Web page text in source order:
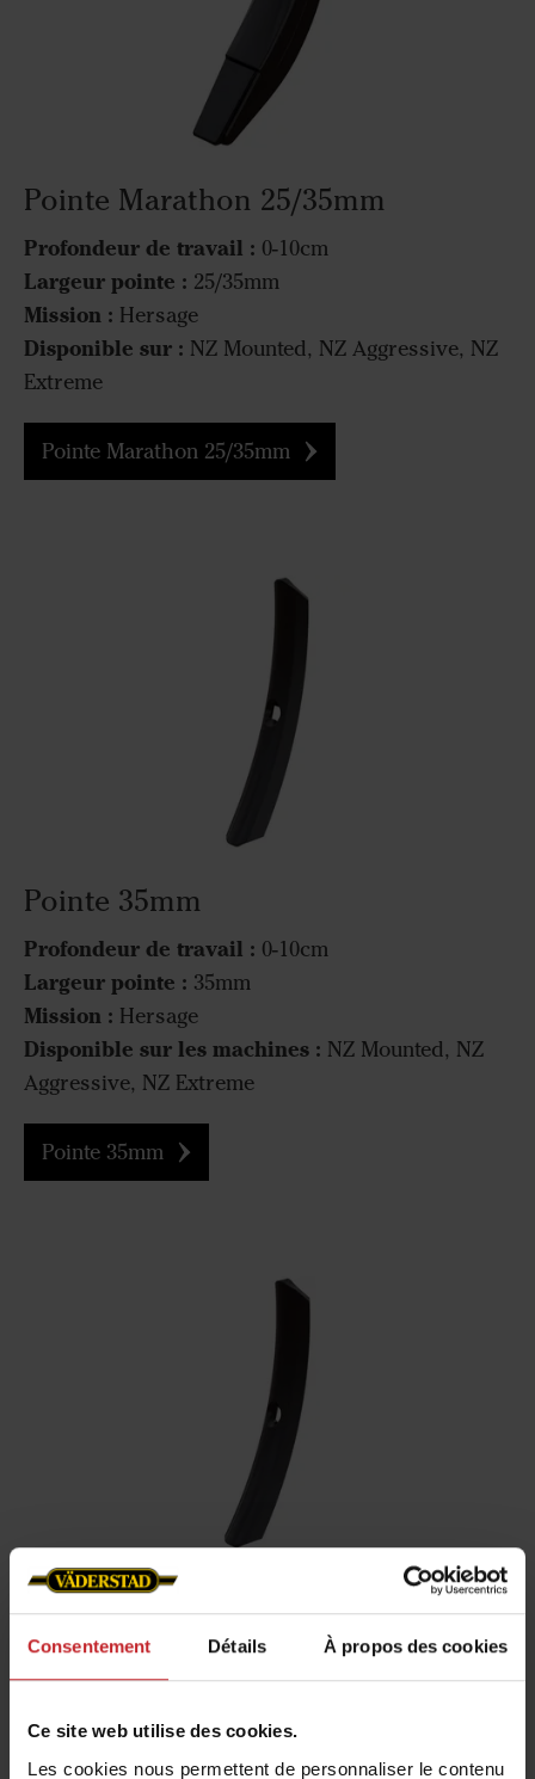
Consentement Détails À propos des cookies
Ce site web utilise des cookies.
Les cookies nous permettent de personnaliser le contenu
Pointe Marathon 25/35mm
Profondeur de travail : 0-10cm
Largeur pointe : 25/35mm
Mission : Hersage
Disponible sur : NZ Mounted, NZ Aggressive, NZ
Extreme
Pointe Marathon 25/35mm
Pointe 35mm
Profondeur de travail : 0-10cm
Largeur pointe : 35mm
Mission : Hersage
Disponible sur les machines : NZ Mounted, NZ
Aggressive, NZ Extreme
Pointe 35mm
Pointe HeavyDuty 35mm
Profondeur de travail :0-10cm
Largeur pointe :35mm